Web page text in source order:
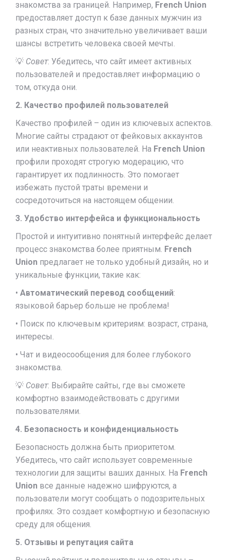
знакомства за границей. Например, French Union
предоставляет доступ к базе данных мужчин из
разных стран, что значительно увеличивает ваши
шансы встретить человека своей мечты.
💡 Совет: Убедитесь, что сайт имеет активных
пользователей и предоставляет информацию о
том, откуда они.
2. Качество профилей пользователей
Качество профилей – один из ключевых аспектов.
Многие сайты страдают от фейковых аккаунтов
или неактивных пользователей. На French Union
профили проходят строгую модерацию, что
гарантирует их подлинность. Это помогает
избежать пустой траты времени и
сосредоточиться на настоящем общении.
3. Удобство интерфейса и функциональность
Простой и интуитивно понятный интерфейс делает
процесс знакомства более приятным. French
Union предлагает не только удобный дизайн, но и
уникальные функции, такие как:
• Автоматический перевод сообщений:
языковой барьер больше не проблема!
• Поиск по ключевым критериям: возраст, страна,
интересы.
• Чат и видеосообщения для более глубокого
знакомства.
💡 Совет: Выбирайте сайты, где вы сможете
комфортно взаимодействовать с другими
пользователями.
4. Безопасность и конфиденциальность
Безопасность должна быть приоритетом.
Убедитесь, что сайт использует современные
технологии для защиты ваших данных. На French
Union все данные надежно шифруются, а
пользователи могут сообщать о подозрительных
профилях. Это создает комфортную и безопасную
среду для общения.
5. Отзывы и репутация сайта